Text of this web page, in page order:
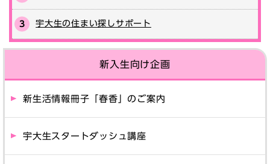
新入生向け企画
新生活情報冊子「春香」のご案内
宇大生スタートダッシュ講座
宇大生の住まい探しサポート